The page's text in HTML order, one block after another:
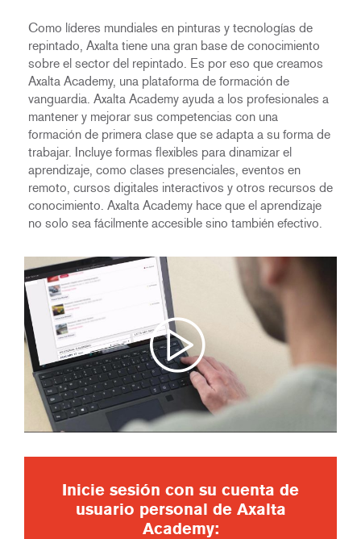
Como líderes mundiales en pinturas y tecnologías de
repintado, Axalta tiene una gran base de conocimiento
sobre el sector del repintado. Es por eso que creamos
Axalta Academy, una plataforma de formación de
vanguardia. Axalta Academy ayuda a los profesionales a
mantener y mejorar sus competencias con una
formación de primera clase que se adapta a su forma de
trabajar. Incluye formas flexibles para dinamizar el
aprendizaje, como clases presenciales, eventos en
remoto, cursos digitales interactivos y otros recursos de
conocimiento. Axalta Academy hace que el aprendizaje
no solo sea fácilmente accesible sino también efectivo.
Inicie sesión con su cuenta de
usuario personal de Axalta
Academy: